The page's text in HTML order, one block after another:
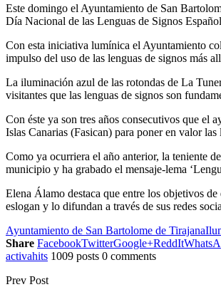
Este domingo el Ayuntamiento de San
Día Nacional de las Lenguas de Signos
Con esta iniciativa lumínica el Ayuntamiento
impulso del uso de las lenguas de signos más
La iluminación azul de las rotondas de La
visitantes que las lenguas de signos son
Con éste ya son tres años consecutivos que el
Islas Canarias (Fasican) para poner en valor
Como ya ocurriera el año anterior, la teniente
municipio y ha grabado el mensaje-lema
Elena Álamo destaca que entre los objetivos
eslogan y lo difundan a través de sus redes
Ayuntamiento de San Bartolome de Tirajana
Share FacebookTwitterGoogle+ReddIt
activahits 1009 posts 0 comments
Prev Post